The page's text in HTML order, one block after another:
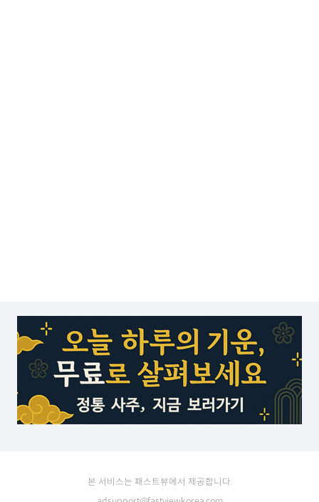
본 서비스는 패스트뷰에서 제공합니다.